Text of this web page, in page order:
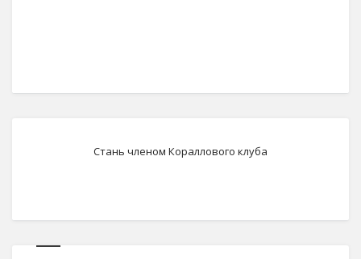
Стань членом Кораллового клуба